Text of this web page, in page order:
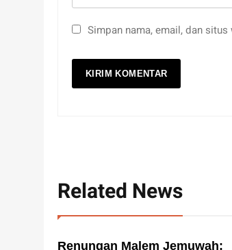
Simpan nama, email, dan
Related News
Renungan Malem Jemuwah: